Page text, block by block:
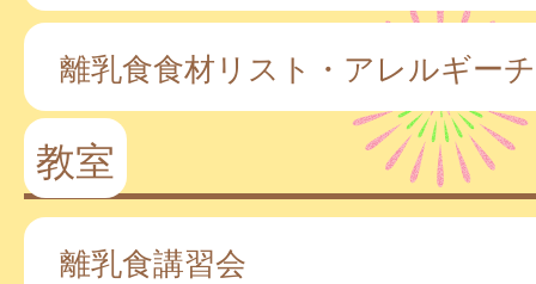
離乳食食材リスト・アレルギー
教室
離乳食講習会